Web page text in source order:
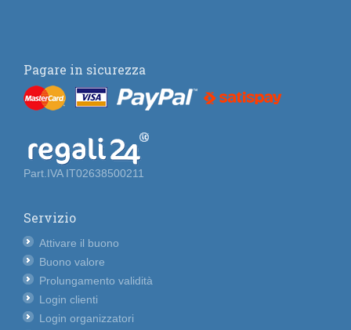
Pagare in sicurezza
Part.IVA IT02638500211
Servizio
Attivare il buono
Buono valore
Prolungamento validità
Login clienti
Login organizzatori